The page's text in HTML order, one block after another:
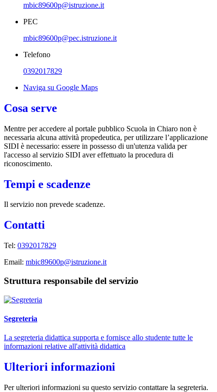
mbic89600p@istruzione.it
PEC
mbic89600p@pec.istruzione.it
Telefono
0392017829
Naviga su Google Maps
Cosa serve
Mentre per accedere al portale pubblico Scuola in Chiaro non è
necessaria alcuna attività propedeutica, per utilizzare l’applicazione
SIDI è necessario: essere in possesso di un'utenza valida per
l'accesso al servizio SIDI aver effettuato la procedura di
riconoscimento.
Tempi e scadenze
Il servizio non prevede scadenze.
Contatti
Tel: 0392017829
Email: mbic89600p@istruzione.it
Struttura responsabile del servizio
Segreteria
La segreteria didattica supporta e fornisce allo studente tutte le
informazioni relative all'attività didattica
Ulteriori informazioni
Per ulteriori informazioni su questo servizio contattare la segreteria.